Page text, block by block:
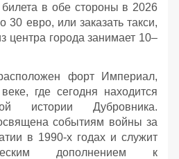
билета в обе стороны в 2026
30 евро, или заказать такси,
центра города занимает 10–
форт Империал,
где сегодня находится
истории Дубровника.
событиям войны за
в 1990-х годах и служит
дополнением к